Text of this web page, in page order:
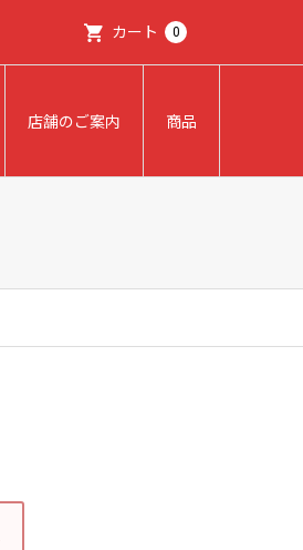
カート 0
店舗のご案内 商品